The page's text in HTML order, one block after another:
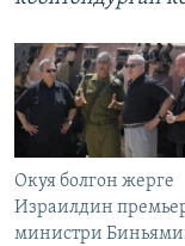
Окуя болгон жерге
Израилдин
министри